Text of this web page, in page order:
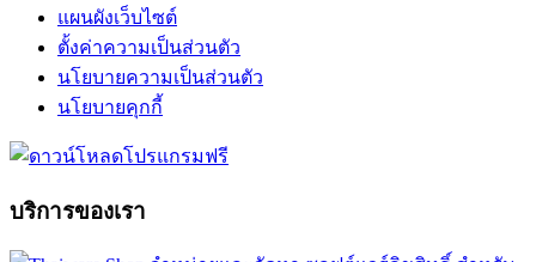
แผนผังเว็บไซต์
ตั้งค่าความเป็นส่วนตัว
นโยบายความเป็นส่วนตัว
นโยบายคุกกี้
บริการของเรา